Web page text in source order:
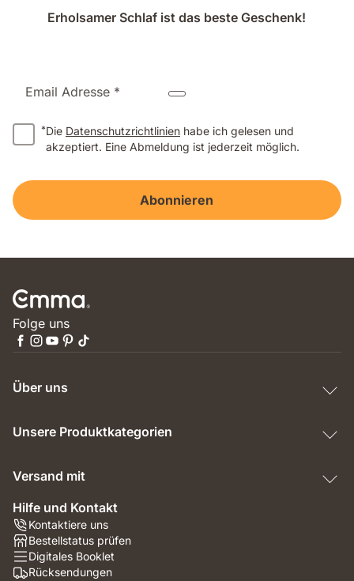
Erholsamer Schlaf ist das beste Geschenk!
Email Adresse *
*Die Datenschutzrichtlinien habe ich gelesen und
akzeptiert. Eine Abmeldung ist jederzeit möglich.
Abonnieren
Folge uns
Über uns
Unsere Produktkategorien
Versand mit
Hilfe und Kontakt
Kontaktiere uns
Bestellstatus prüfen
Digitales Booklet
Rücksendungen